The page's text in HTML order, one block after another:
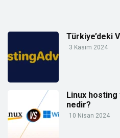
Türkiye’deki
3 Kasım 2024
Linux
nedir?
10 Nisan 2024